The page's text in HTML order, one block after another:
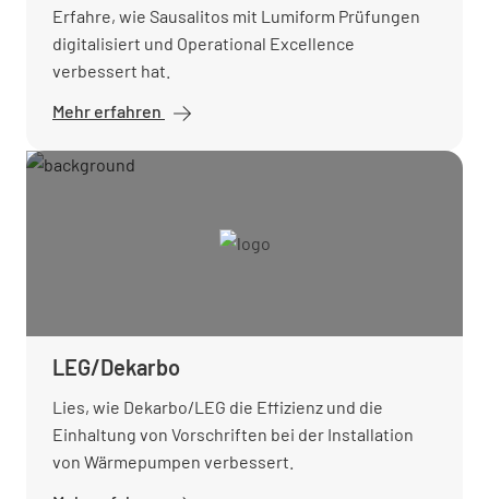
Erfahre, wie Sausalitos mit Lumiform Prüfungen
digitalisiert und Operational Excellence
verbessert hat.
Mehr erfahren
LEG/Dekarbo
Lies, wie Dekarbo/LEG die Effizienz und die
Einhaltung von Vorschriften bei der Installation
von Wärmepumpen verbessert.